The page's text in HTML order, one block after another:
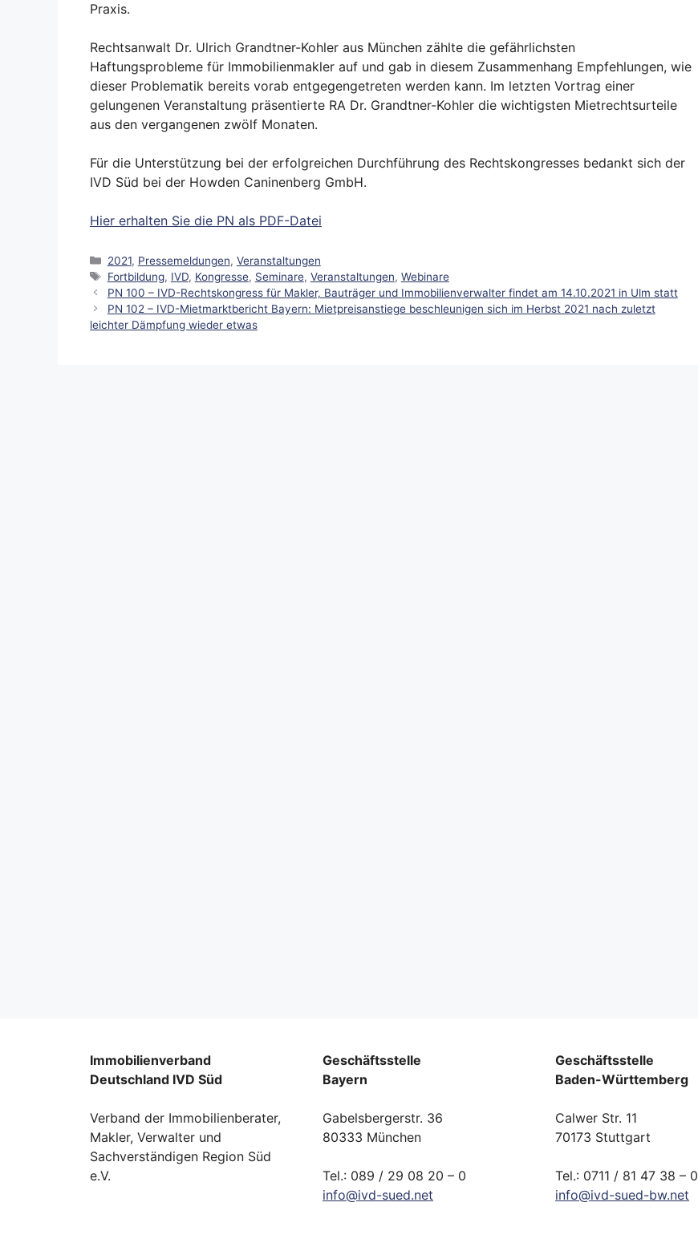
Praxis.
Rechtsanwalt Dr. Ulrich Grandtner-Kohler aus München zählte die gefährlichsten
Haftungsprobleme für Immobilienmakler auf und gab in diesem Zusammenhang Empfehlungen, wie
dieser Problematik bereits vorab entgegengetreten werden kann. Im letzten Vortrag einer
gelungenen Veranstaltung präsentierte RA Dr. Grandtner-Kohler die wichtigsten Mietrechtsurteile
aus den vergangenen zwölf Monaten.
Für die Unterstützung bei der erfolgreichen Durchführung des Rechtskongresses bedankt sich der
IVD Süd bei der Howden Caninenberg GmbH.
Hier erhalten Sie die PN als PDF-Datei
Kategorien
2021, Pressemeldungen, Veranstaltungen
Schlagwörter
Fortbildung, IVD, Kongresse, Seminare, Veranstaltungen, Webinare
PN 100 – IVD-Rechtskongress für Makler, Bauträger und Immobilienverwalter findet am 14.10.2021 in Ulm statt
PN 102 – IVD-Mietmarktbericht Bayern: Mietpreisanstiege beschleunigen sich im Herbst 2021 nach zuletzt
leichter Dämpfung wieder etwas
Immobilienverband
Deutschland IVD Süd
Verband der Immobilienberater,
Makler, Verwalter und
Sachverständigen Region Süd
e.V.
Geschäftsstelle
Bayern
Gabelsbergerstr. 36
80333 München
Tel.: 089 / 29 08 20 – 0
info@ivd-sued.net
Geschäftsstelle
Baden-Württemberg
Calwer Str. 11
70173 Stuttgart
Tel.: 0711 / 81 47 38 – 0
info@ivd-sued-bw.net